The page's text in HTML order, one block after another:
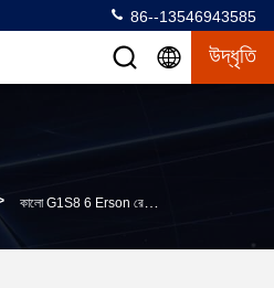
86--13546943585
উদ্ধৃতি
কালো G1S8 6 Erson রেট্রো গল্ফ কার্ট 48V ট্রোজান ব্যাটারি চালিত